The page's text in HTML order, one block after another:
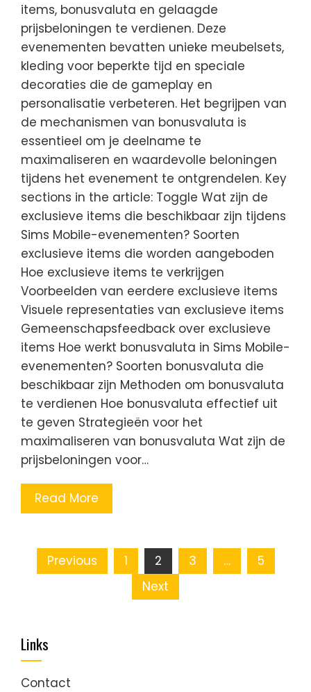
items, bonusvaluta en gelaagde
prijsbeloningen te verdienen. Deze
evenementen bevatten unieke meubelsets,
kleding voor beperkte tijd en speciale
decoraties die de gameplay en
personalisatie verbeteren. Het begrijpen van
de mechanismen van bonusvaluta is
essentieel om je deelname te
maximaliseren en waardevolle beloningen
tijdens het evenement te ontgrendelen. Key
sections in the article: Toggle Wat zijn de
exclusieve items die beschikbaar zijn tijdens
Sims Mobile-evenementen? Soorten
exclusieve items die worden aangeboden
Hoe exclusieve items te verkrijgen
Voorbeelden van eerdere exclusieve items
Visuele representaties van exclusieve items
Gemeenschapsfeedback over exclusieve
items Hoe werkt bonusvaluta in Sims Mobile-
evenementen? Soorten bonusvaluta die
beschikbaar zijn Methoden om bonusvaluta
te verdienen Hoe bonusvaluta effectief uit
te geven Strategieën voor het
maximaliseren van bonusvaluta Wat zijn de
prijsbeloningen voor…
Read More
Posts
Previous 1 2 3 …
5
Next
Links
Contact